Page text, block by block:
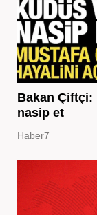
Bakan Çiftçi:
nasip et
Haber7